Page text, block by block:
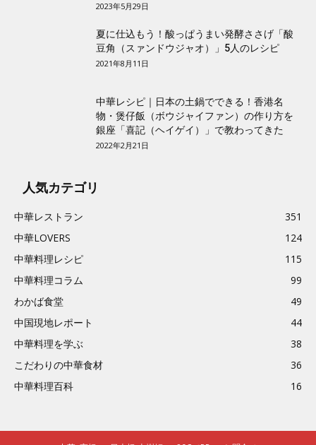
2023年5月29日
夏に仕込もう！酸っぱうまい発酵ささげ「酸
豆角（スァンドウジャオ）」5人のレシピ
2021年8月11日
中華レシピ｜日本の土鍋でできる！香港名
物・煲仔飯（ボウジャイファン）の作り方を
銀座「喜記（ヘイゲイ）」で教わってきた
2022年2月21日
人気カテゴリ
中華レストラン
351
中華LOVERS
124
中華料理レシピ
115
中華料理コラム
99
わかば食堂
49
中国現地レポート
44
中華料理を学ぶ
38
こだわりの中華食材
36
中華料理百科
16